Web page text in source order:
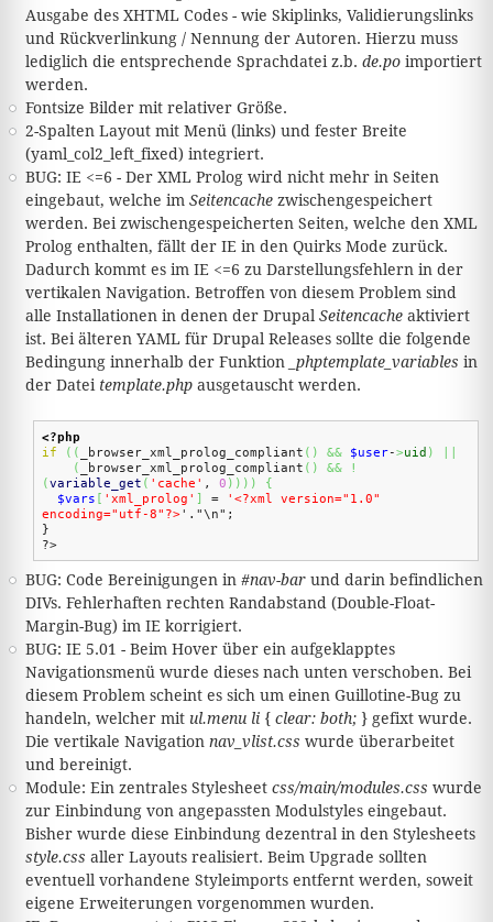
Ausgabe des XHTML Codes - wie Skiplinks, Validierungslinks
und Rückverlinkung / Nennung der Autoren. Hierzu muss
lediglich die entsprechende Sprachdatei z.b. de.poimportiert
werden.
Fontsize Bilder mit relativer Größe.
2-Spalten Layout mit Menü (links) und fester Breite
(yaml_col2_left_fixed) integriert.
BUG: IE <=6 - Der XML Prolog wird nicht mehr in Seiten
eingebaut, welche im Seitencachezwischengespeichert
werden. Bei zwischengespeicherten Seiten, welche den XML
Prolog enthalten, fällt der IE in den Quirks Mode zurück.
Dadurch kommt es im IE <=6 zu Darstellungsfehlern in der
vertikalen Navigation. Betroffen von diesem Problem sind
alle Installationen in denen der Drupal Seitencacheaktiviert
ist. Bei älteren YAML für Drupal Releases sollte die folgende
Bedingung innerhalb der Funktion
_phptemplate_variables in
der Datei template.phpausgetauscht werden.
<?php
if
( ( _browser_xml_prolog_compliant ( ) && $user->uid )
(
_browser_xml_prolog_compliant ( ) &&
!
(variable_get ( 'cache' , 0 ) ) ) )
{
$vars [ 'xml_prolog' ] =
'<?xml version="1.0"
encoding="utf-8"?>'."\n";
}
?>
BUG: Code Bereinigungen in #nav-barund darin befindlichen
DIVs. Fehlerhaften rechten Randabstand (Double-Float-
Margin-Bug) im IE korrigiert.
BUG: IE 5.01 - Beim Hover über ein aufgeklapptes
Navigationsmenü wurde dieses nach unten verschoben. Bei
diesem Problem scheint es sich um einen Guillotine-Bug zu
handeln, welcher mit ul.menu li { clear: both; }gefixt wurde.
Die vertikale Navigation nav_vlist.css wurde überarbeitet
und bereinigt.
Module: Ein zentrales Stylesheet css/main/modules.css wurde
zur Einbindung von angepassten Modulstyles eingebaut.
Bisher wurde diese Einbindung dezentral in den Stylesheets
style.css aller Layouts realisiert. Beim Upgrade sollten
eventuell vorhandene Styleimports entfernt werden, soweit
eigene Erweiterungen vorgenommen wurden.